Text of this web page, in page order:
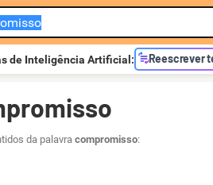
de Inteligência Artificial: Reescrever
da palavra compromisso: